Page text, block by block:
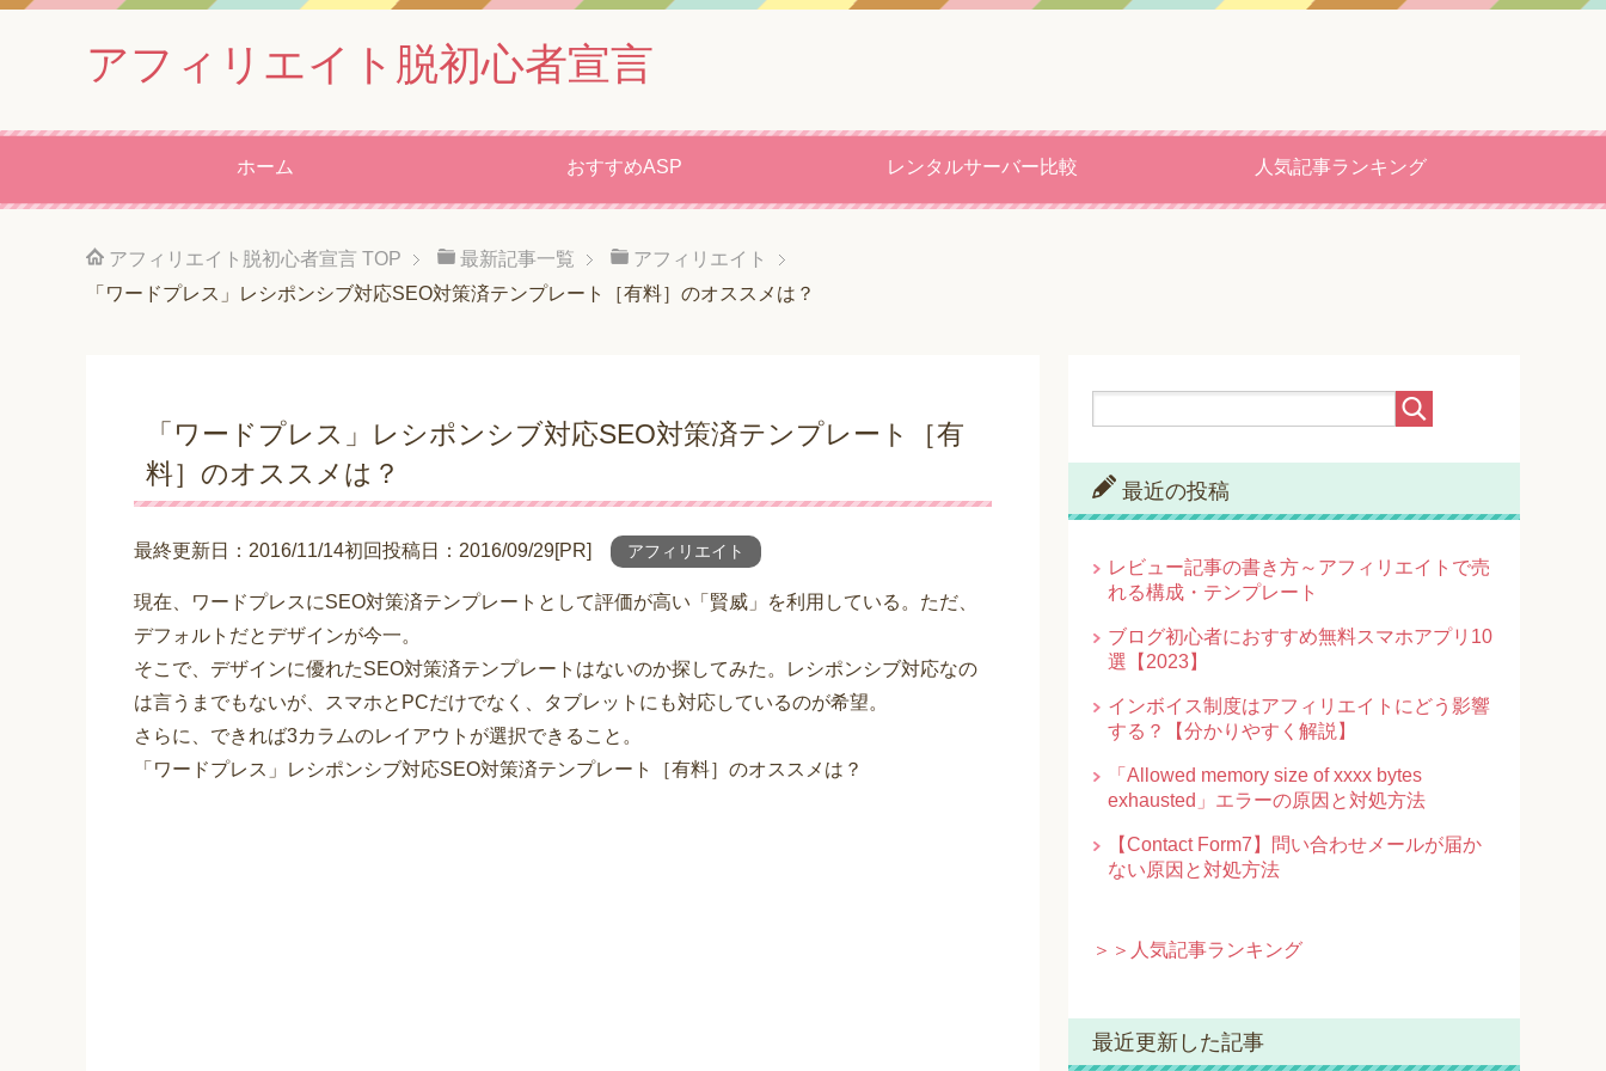
アフィリエイト脱初心者宣言
ホーム おすすめASP レンタルサーバー比較 人気記事ランキング
アフィリエイト脱初心者宣言 TOP 最新記事一覧
アフィリエイト
「ワードプレス」レシポンシブ対応SEO対策済テンプレート［有料］のオススメは？
「ワードプレス」レシポンシブ対応SEO対策済テンプレート［有
料］のオススメは？
最終更新日：2016/11/14初回投稿日：2016/09/29[PR] アフィリエイト
現在、ワードプレスにSEO対策済テンプレートとして評価が高い「賢威」を利用している。ただ、
デフォルトだとデザインが今一。
そこで、デザインに優れたSEO対策済テンプレートはないのか探してみた。レシポンシブ対応なの
は言うまでもないが、スマホとPCだけでなく、タブレットにも対応しているのが希望。
さらに、できれば3カラムのレイアウトが選択できること。
「ワードプレス」レシポンシブ対応SEO対策済テンプレート［有料］のオススメは？
最近の投稿
レビュー記事の書き方～アフィリエイトで売
れる構成・テンプレート
ブログ初心者におすすめ無料スマホアプリ10
選【2023】
インボイス制度はアフィリエイトにどう影響
する？【分かりやすく解説】
「Allowed memory size of xxxx bytes
exhausted」エラーの原因と対処方法
【Contact Form7】問い合わせメールが届か
ない原因と対処方法
＞＞人気記事ランキング
最近更新した記事